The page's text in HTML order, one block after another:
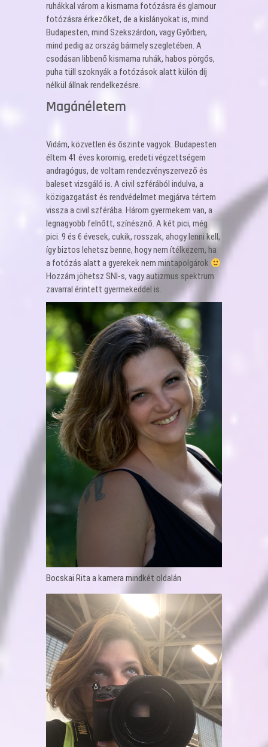
ruhákkal várom a kismama fotózásra és glamour
fotózásra érkezőket, de a kislányokat is, mind
Budapesten, mind Szekszárdon, vagy Győrben,
mind pedig az ország bármely szegletében. A
csodásan libbenő kismama ruhák, habos pörgős,
puha tüll szoknyák a fotózások alatt külön díj
nélkül állnak rendelkezésre.
Magánéletem
Vidám, közvetlen és őszinte vagyok. Budapesten
éltem 41 éves koromig, eredeti végzettségem
andragógus, de voltam rendezvényszervező és
baleset vizsgáló is. A civil szférából indulva, a
közigazgatást és rendvédelmet megjárva tértem
vissza a civil szférába. Három gyermekem van, a
legnagyobb felnőtt, színésznő. A két pici, még
pici. 9 és 6 évesek, cukik, rosszak, ahogy lenni kell,
így biztos lehetsz benne, hogy nem ítélkezem, ha
a fotózás alatt a gyerekek nem mintapolgárok
Hozzám jöhetsz SNI-s, vagy autizmus spektrum
zavarral érintett gyermekeddel is.
Bocskai Rita a kamera mindkét oldalán